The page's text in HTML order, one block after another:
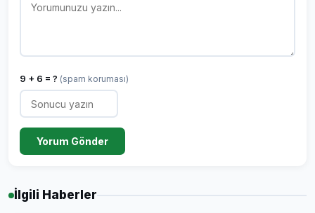
9 + 6 = ? (spam koruması)
Yorum Gönder
İlgili Haberler